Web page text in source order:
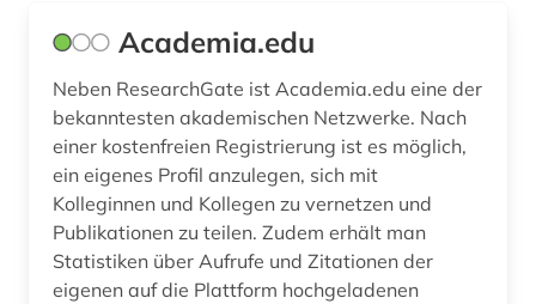
datenschutz (1)
de inventoribus rerum (1)
deckenmalerei (1)
dekorative kunst (1)
Academia.edu
Neben ResearchGate ist Academia.edu eine der
bekanntesten akademischen Netzwerke. Nach
einer kostenfreien Registrierung ist es möglich,
ein eigenes Profil anzulegen, sich mit
Kolleginnen und Kollegen zu vernetzen und
Publikationen zu teilen. Zudem erhält man
Statistiken über Aufrufe und Zitationen der
eigenen auf die Plattform hochgeladenen